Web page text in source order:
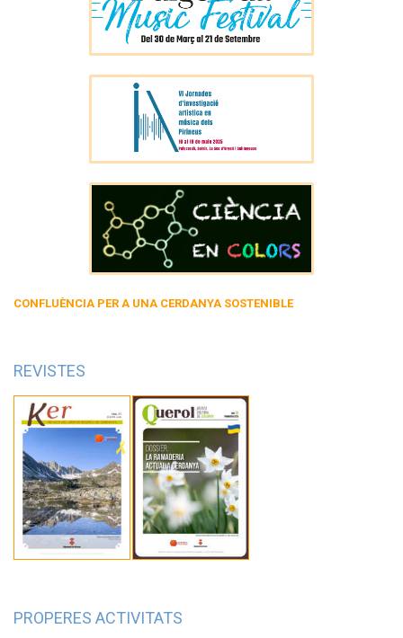
CONFLUÈNCIA PER A UNA CERDANYA SOSTENIBLE
REVISTES
PROPERES ACTIVITATS